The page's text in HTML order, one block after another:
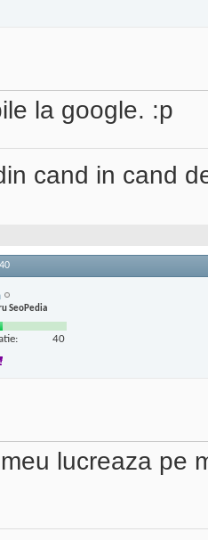
la google. :p
cand in cand
SeoPedia
40
lucreaza pe